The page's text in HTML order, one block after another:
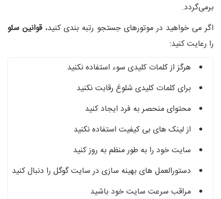
برمی‌گردد.
اگر می خواهید در موتورهای جستجو رتبه بندی کنید،قوانین سئو
را رعایت کنید:
هرگز از کلمات کلیدی سوء استفاده نکنید
برای کلمات کلیدی شلوغ رقابت نکنید
محتوای منحصر به فرد ایجاد کنید
از لینک های بی کیفیت استفاده نکنید
سایت خود را به طور منظم به روز کنید
دستورالعمل های بهینه سازی در سایت گوگل را دنبال کنید
مراقب سرعت سایت خود باشید